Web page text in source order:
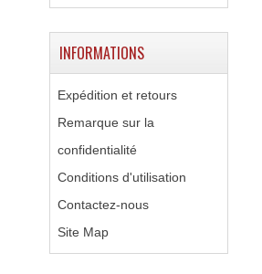
INFORMATIONS
Expédition et retours
Remarque sur la
confidentialité
Conditions d'utilisation
Contactez-nous
Site Map